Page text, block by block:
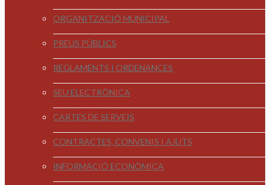
ORGANITZACIÓ MUNICIPAL
PREUS PÚBLICS
REGLAMENTS I ORDENANCES
SEU ELECTRÒNICA
CARTES DE SERVEIS
CONTRACTES, CONVENIS I AJUTS
INFORMACIÓ ECONÒMICA